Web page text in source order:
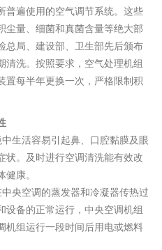
普遍使用的空气调节系统。这些
尘量、细菌和真菌含量等绝大部
总局、建设部、卫生部先后颁布
清洗。按照要求，空气处理机组
置每半年更换一次，严格限制积
生活容易引起鼻、口腔黏膜及眼
状。及时进行空调清洗能有效改
康。
央空调的蒸发器和冷凝器传热过
设备的正常运行，中央空调机组
机组运行一段时间后用电或燃料